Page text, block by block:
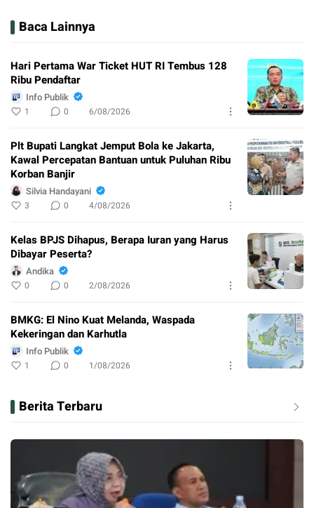
Baca Lainnya
Hari Pertama War Ticket HUT RI Tembus 128
Ribu Pendaftar
Info Publik
1 0 6/08/2026
Plt Bupati Langkat Jemput Bola ke Jakarta,
Kawal Percepatan Bantuan untuk Puluhan Ribu
Korban Banjir
Silvia Handayani
3 0 4/08/2026
Kelas BPJS Dihapus, Berapa Iuran yang Harus
Dibayar Peserta?
Andika
0 0 2/08/2026
BMKG: El Nino Kuat Melanda, Waspada
Kekeringan dan Karhutla
Info Publik
1 0 1/08/2026
Berita Terbaru